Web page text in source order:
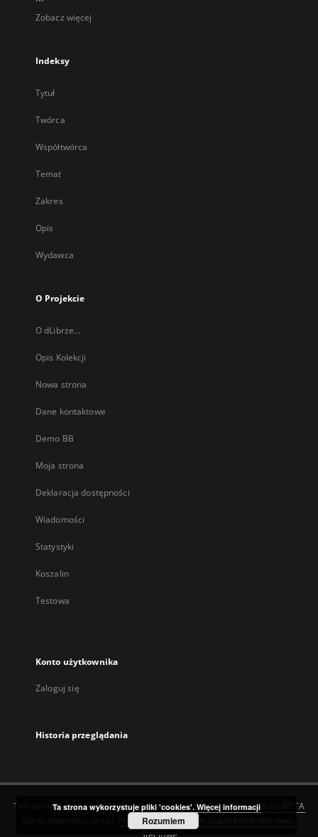
Zobacz więcej
Indeksy
Tytuł
Twórca
Współtwórca
Temat
Zakres
Opis
Wydawca
O Projekcie
O dLibrze...
Opis Kolekcji
Nowa strona
Dane kontaktowe
Demo BB
Moja strona
Deklaracja dostępności
Wiadomości
Statystyki
Koszalin
Testowa
Konto użytkownika
Zaloguj się
Historia przeglądania
Ten serwis działa dzięki oprogramowaniuDInGO dLibra 6.3.22-BETA
Poznańskie Centrum Superkomputerowo-
Sieciowe
Ta strona wykorzystuje pliki 'cookies'. Więcej informacji
Rozumiem